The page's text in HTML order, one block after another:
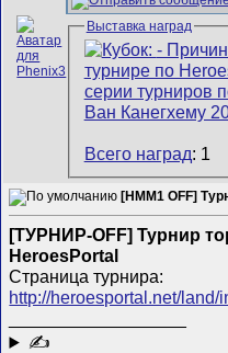
Выставка наград
Всего наград: 1
[HMM1 OFF]
[ТУРНИР-OFF] Турнир
HeroesPortal
Страница турнира:
http://heroesportal.net/
✍